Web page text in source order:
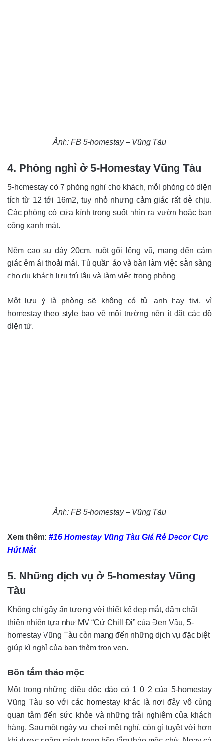
Ảnh: FB 5-homestay – Vũng Tàu
4. Phòng nghỉ ở 5-Homestay Vũng Tàu
5-homestay có 7 phòng nghỉ cho khách, mỗi phòng có diện
tích từ 12 tới 16m2, tuy nhỏ nhưng cảm giác rất dễ chịu.
Các phòng có cửa kính trong suốt nhìn ra vườn hoặc ban
công xanh mát.
Nệm cao su dày 20cm, ruột gối lông vũ, mang đến cảm
giác êm ái thoải mái. Tủ quần áo và bàn làm việc sẵn sàng
cho du khách lưu trú lâu và làm việc trong phòng.
Một lưu ý là phòng sẽ không có tủ lạnh hay tivi, vì
homestay theo style bảo vệ môi trường nên ít đặt các đồ
điện tử.
Ảnh: FB 5-homestay – Vũng Tàu
Xem thêm: #16 Homestay Vũng Tàu Giá Rẻ Decor Cực
Hút Mắt
5. Những dịch vụ ở 5-homestay Vũng
Tàu
Không chỉ gây ấn tượng với thiết kế đẹp mắt, đậm chất
thiên nhiên tựa như MV “Cứ Chill Đi” của Đen Vâu, 5-
homestay Vũng Tàu còn mang đến những dịch vụ đặc biệt
giúp kì nghỉ của bạn thêm trọn vẹn.
Bồn tắm thảo mộc
Một trong những điều độc đáo có 1 0 2 của 5-homestay
Vũng Tàu so với các homestay khác là nơi đây vô cùng
quan tâm đến sức khỏe và những trải nghiệm của khách
hàng. Sau một ngày vui chơi mệt nghỉ, còn gì tuyệt vời hơn